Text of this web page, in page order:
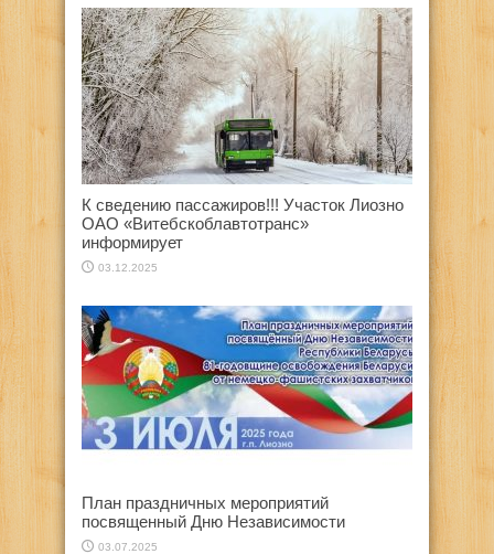
К сведению пассажиров!!! Участок Лиозно
ОАО «Витебскоблавтотранс»
информирует
03.12.2025
План праздничных мероприятий
посвященный Дню Независимости
03.07.2025